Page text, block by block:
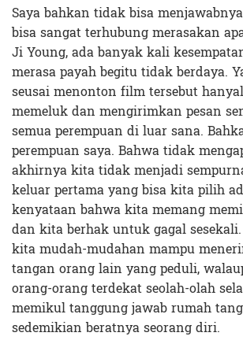
Saya bahkan tidak bisa
bisa sangat terhubung merasakan
Ji Young, ada banyak kali
merasa payah begitu tidak berdaya.
seusai menonton film tersebut
memeluk dan mengirimkan pesan
semua perempuan di luar sana.
perempuan saya. Bahwa tidak
akhirnya kita tidak menjadi
keluar pertama yang bisa kita pilih
kenyataan bahwa kita memang
dan kita berhak untuk gagal
kita mudah-mudahan mampu
tangan orang lain yang peduli,
orang-orang terdekat seolah-olah
memikul tanggung jawab rumah
sedemikian beratnya seorang diri.